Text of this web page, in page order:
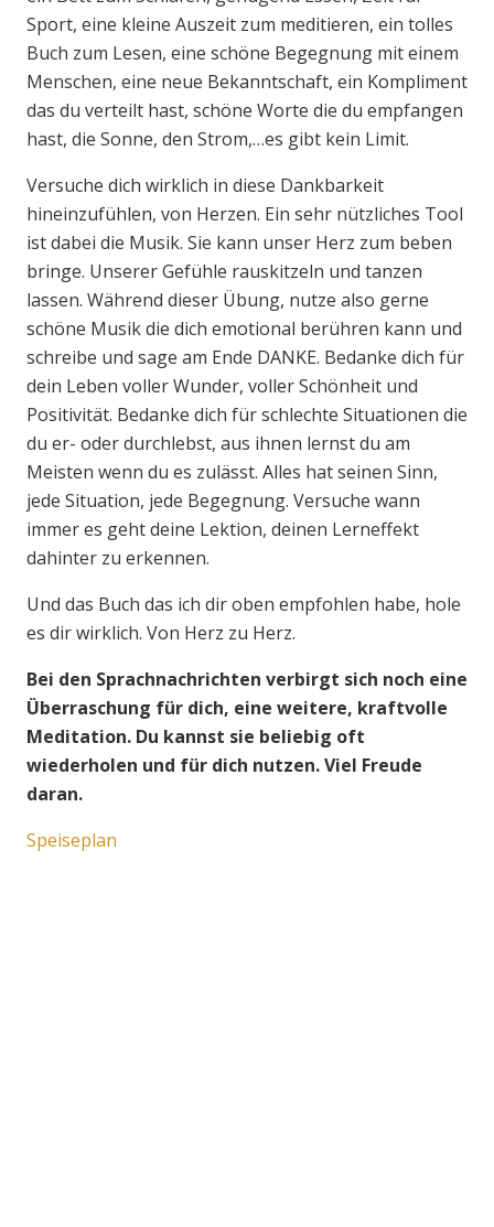
Sport, eine kleine Auszeit zum meditieren, ein tolles
Buch zum Lesen, eine schöne Begegnung mit einem
Menschen, eine neue Bekanntschaft, ein Kompliment
das du verteilt hast, schöne Worte die du empfangen
hast, die Sonne, den Strom,…es gibt kein Limit.
Versuche dich wirklich in diese Dankbarkeit
hineinzufühlen, von Herzen. Ein sehr nützliches Tool
ist dabei die Musik. Sie kann unser Herz zum beben
bringe. Unserer Gefühle rauskitzeln und tanzen
lassen. Während dieser Übung, nutze also gerne
schöne Musik die dich emotional berühren kann und
schreibe und sage am Ende DANKE. Bedanke dich für
dein Leben voller Wunder, voller Schönheit und
Positivität. Bedanke dich für schlechte Situationen die
du er- oder durchlebst, aus ihnen lernst du am
Meisten wenn du es zulässt. Alles hat seinen Sinn,
jede Situation, jede Begegnung. Versuche wann
immer es geht deine Lektion, deinen Lerneffekt
dahinter zu erkennen.
Und das Buch das ich dir oben empfohlen habe, hole
es dir wirklich. Von Herz zu Herz.
Bei den Sprachnachrichten verbirgt sich noch eine
Überraschung für dich, eine weitere, kraftvolle
Meditation. Du kannst sie beliebig oft
wiederholen und für dich nutzen. Viel Freude
daran.
Speiseplan